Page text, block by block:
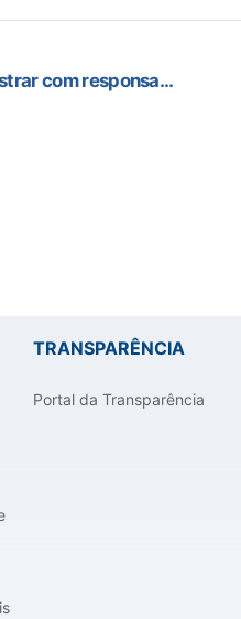
com responsa...
TRANSPARÊNCIA
Portal da Transparência